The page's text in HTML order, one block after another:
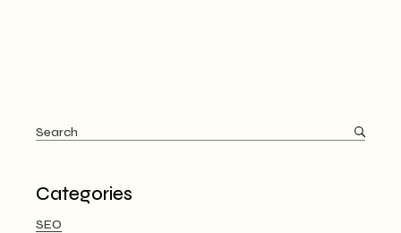
Search
for:
Categories
SEO